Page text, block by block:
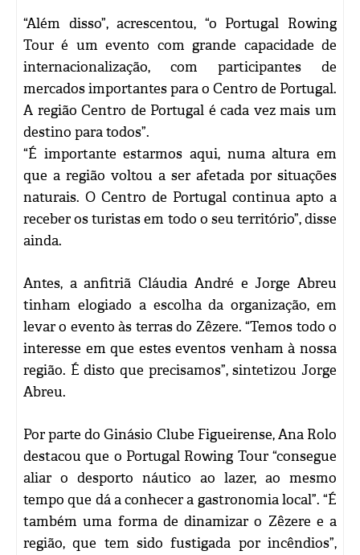
“Além disso”, acrescentou, “o Portugal Rowing
Tour é um evento com grande capacidade de
internacionalização, com participantes de
mercados importantes para o Centro de Portugal.
A região Centro de Portugal é cada vez mais um
destino para todos”.
“É importante estarmos aqui, numa altura em
que a região voltou a ser afetada por situações
naturais. O Centro de Portugal continua apto a
receber os turistas em todo o seu território”, disse
ainda.
Antes, a anfitriã Cláudia André e Jorge Abreu
tinham elogiado a escolha da organização, em
levar o evento às terras do Zêzere. “Temos todo o
interesse em que estes eventos venham à nossa
região. É disto que precisamos”, sintetizou Jorge
Abreu.
Por parte do Ginásio Clube Figueirense, Ana Rolo
destacou que o Portugal Rowing Tour “consegue
aliar o desporto náutico ao lazer, ao mesmo
tempo que dá a conhecer a gastronomia local”. “É
também uma forma de dinamizar o Zêzere e a
região, que tem sido fustigada por incêndios”,